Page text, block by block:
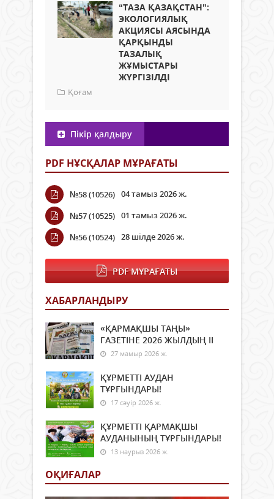
“ТАЗА ҚАЗАҚСТАН":
ЭКОЛОГИЯЛЫҚ
АКЦИЯСЫ АЯСЫНДА
ҚАРҚЫНДЫ
ТАЗАЛЫҚ
ЖҰМЫСТАРЫ
ЖҮРГІЗІЛДІ
Қоғам
Пікір қалдыру
PDF НҰСҚАЛАР МҰРАҒАТЫ
№58 (10526) 04 тамыз 2026 ж.
№57 (10525) 01 тамыз 2026 ж.
№56 (10524) 28 шілде 2026 ж.
PDF МҰРАҒАТЫ
ХАБАРЛАНДЫРУ
«ҚАРМАҚШЫ ТАҢЫ»
ГАЗЕТІНЕ 2026 ЖЫЛДЫҢ ІI
27 мамыр 2026 ж.
ҚҰРМЕТТІ АУДАН
ТҰРҒЫНДАРЫ!
17 сәуір 2026 ж.
ҚҰРМЕТТІ ҚАРМАҚШЫ
АУДАНЫНЫҢ ТҰРҒЫНДАРЫ!
13 наурыз 2026 ж.
ОҚИҒАЛАР